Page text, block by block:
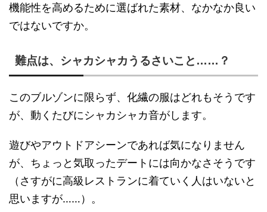
機能性を高めるために選ばれた素材、なかなか良い
ではないですか。
難点は、シャカシャカうるさいこと……？
このブルゾンに限らず、化繊の服はどれもそうです
が、動くたびにシャカシャカ音がします。
遊びやアウトドアシーンであれば気になりません
が、ちょっと気取ったデートには向かなさそうです
（さすがに高級レストランに着ていく人はいないと
思いますが……）。